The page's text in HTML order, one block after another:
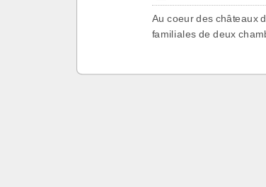
Au coeur des châteaux
familiales de deux